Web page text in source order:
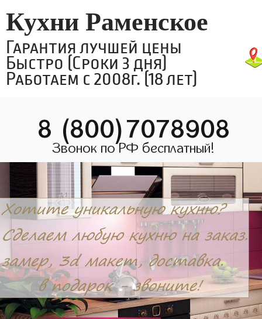
Кухни Раменское
Гарантия лучшей цены
Быстро (Сроки 3 дня)
Работаем с 2008г. (18 лет)
8 (800)7078908
Звонок по РФ бесплатный!